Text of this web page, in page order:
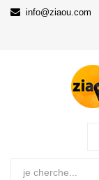
info@ziaou.com